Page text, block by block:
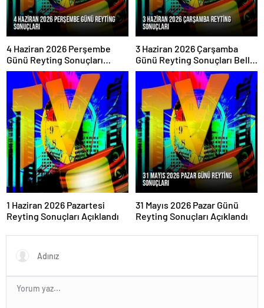
4 Haziran 2026 Perşembe
Günü Reyting Sonuçları
Açıklandı
3 Haziran 2026 Çarşamba
Günü Reyting Sonuçları Belli
Oldu
1 Haziran 2026 Pazartesi
Reyting Sonuçları Açıklandı
31 Mayıs 2026 Pazar Günü
Reyting Sonuçları Açıklandı